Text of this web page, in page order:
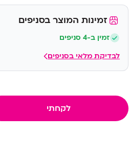
זמינות המוצר בסניפים
זמין ב-4 סניפים
לבדיקת מלאי בסניפים
לקחתי